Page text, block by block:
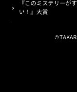
『このミステリーが
い！』大賞
©